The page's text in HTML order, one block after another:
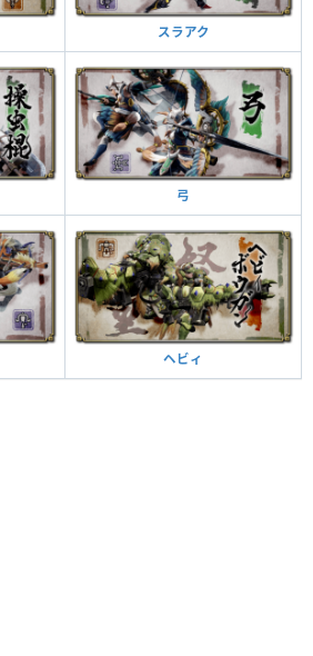
スラアク
弓
ヘビィ